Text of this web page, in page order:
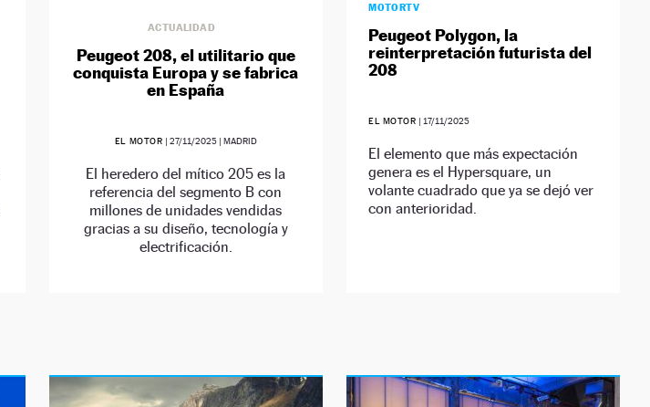
ACTUALIDAD
Peugeot 208, el utilitario que
conquista Europa y se fabrica
en España
EL MOTOR |27/11/2025 | MADRID
El heredero del mítico 205 es la
referencia del segmento B con
millones de unidades vendidas
gracias a su diseño, tecnología y
electrificación.
MOTORTV
Peugeot Polygon, la
reinterpretación futurista del
208
EL MOTOR | 17/11/2025
El elemento que más expectación
genera es el Hypersquare, un
volante cuadrado que ya se dejó ver
con anterioridad.